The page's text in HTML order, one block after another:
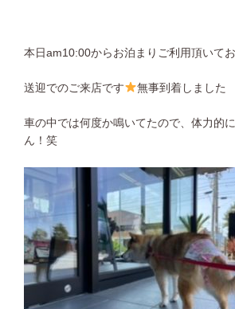
本日am10:00からお泊まりご利用頂いて
送迎でのご来店です 無事到着しました
車の中では何度か鳴いてたので、体力的
ん！笑